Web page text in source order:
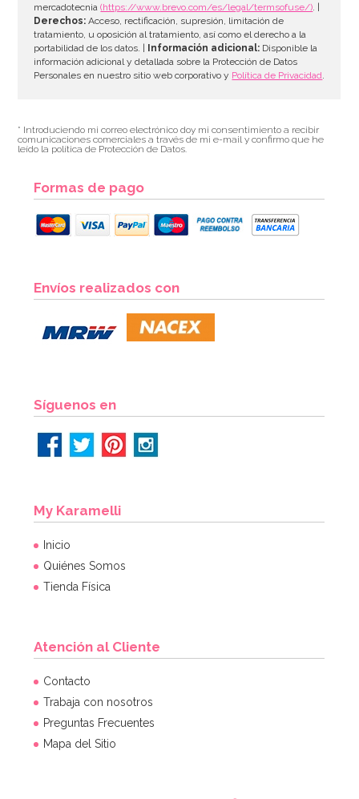
mercadotecnia(https://www.brevo.com/es/legal/termsofuse/) . |
Derechos: Acceso, rectificación, supresión, limitación de
tratamiento, u oposición al tratamiento, así como el derecho a la
portabilidad de los datos. | Información adicional: Disponible la
información adicional y detallada sobre la Protección de Datos
Personales en nuestro sitio web corporativo y Política de Privacidad
* Introduciendo mi correo electrónico doy mi consentimiento a recibir
comunicaciones comerciales a través de mi e-mail y confirmo que he
leído la política de Protección de Datos.
Formas de pago
Envíos realizados con
Síguenos en
My Karamelli
Inicio
Quiénes Somos
Tienda Física
Atención al Cliente
Contacto
Trabaja con nosotros
Preguntas Frecuentes
Mapa del Sitio